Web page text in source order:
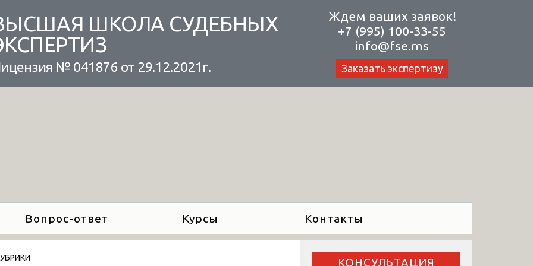
ШКОЛА СУДЕБНЫХ
№ 041876 от 29.12.2021г.
Ждем ваших заявок!
+7 (995) 100-33-55
info@fse.ms
Заказать экспертизу
Вопрос-ответ Курсы Контакты
КОНСУЛЬТАЦИЯ